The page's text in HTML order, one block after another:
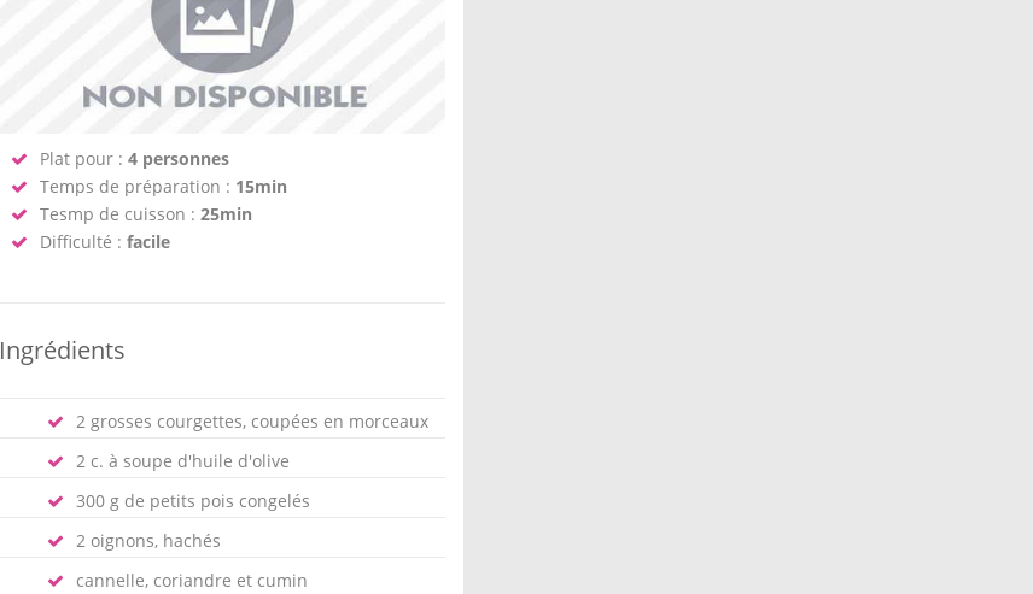
Plat pour : 4 personnes
Temps de préparation : 15min
Tesmp de cuisson : 25min
Difficulté : facile
Ingrédients
2 grosses courgettes, coupées en morceaux
2 c. à soupe d'huile d'olive
300 g de petits pois congelés
2 oignons, hachés
cannelle, coriandre et cumin